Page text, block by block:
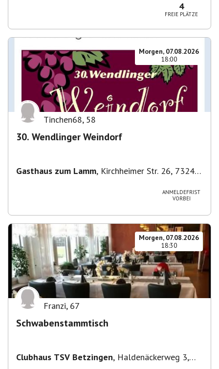
4
FREIE PLÄTZE
Morgen, 07.08.2026
18:00
Tinchen68, 58
30. Wendlinger Weindorf
Gasthaus zum Lamm, Kirchheimer Str. 26, 73240
ANMELDEFRIST
VORBEI
Morgen, 07.08.2026
18:30
Franzi, 67
Schwabenstammtisch
Clubhaus TSV Betzingen, Haldenäckerweg 3,